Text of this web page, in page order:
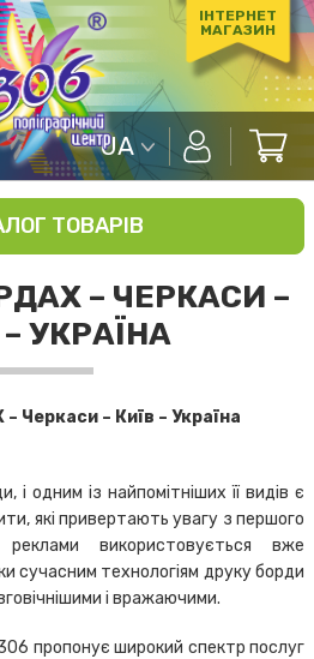
ІНТЕРНЕТ
МАГАЗИН
UA
ТОВАРІВ
– ЧЕРКАСИ –
– УКРАЇНА
Черкаси – Київ – Україна
одним із найпомітніших її видів є
які привертають увагу з першого
використовується вже
сучасним технологіям друку борди
і вражаючими.
пропонує широкий спектр послуг